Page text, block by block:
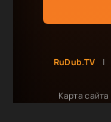
RuDub.TV |
Карта сайта